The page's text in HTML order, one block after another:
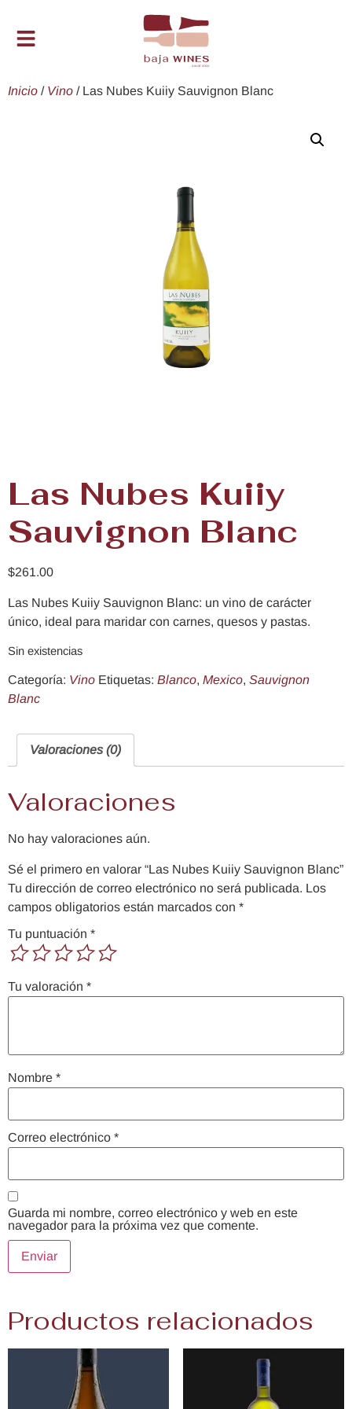
Inicio / Vino / Las Nubes Kuiiy Sauvignon Blanc
Las Nubes Kuiiy
Sauvignon Blanc
$261.00
Las Nubes Kuiiy Sauvignon Blanc: un vino de carácter
único, ideal para maridar con carnes, quesos y pastas.
Sin existencias
Categoría: Vino Etiquetas: Blanco, Mexico, Sauvignon
Blanc
Valoraciones (0)
Valoraciones
No hay valoraciones aún.
Sé el primero en valorar “Las Nubes Kuiiy Sauvignon Blanc”
Tu dirección de correo electrónico no será publicada. Los
campos obligatorios están marcados con *
Tu puntuación *
Tu valoración *
Nombre *
Correo electrónico *
Guarda mi nombre, correo electrónico y web en este
navegador para la próxima vez que comente.
Productos relacionados